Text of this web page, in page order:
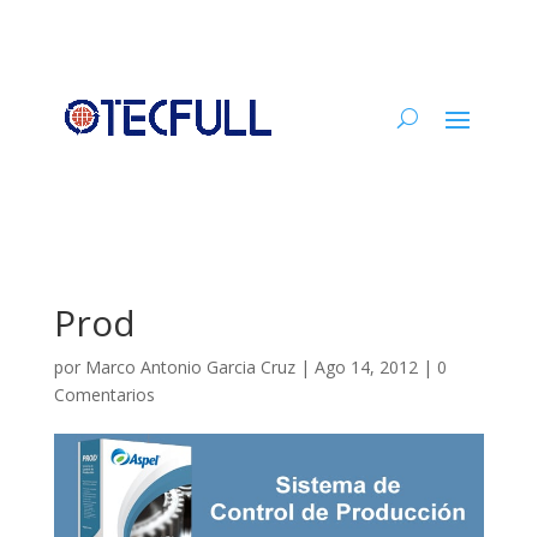
Prod
por Marco Antonio Garcia Cruz| Ago 14, 2012| 0
Comentarios